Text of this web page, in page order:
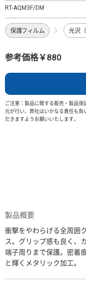
RT-AQM3F/DM
保護フィルム 光沢（
参考価格￥880
ご注意：製品に関する販売・製品
元が行い、弊社はいかなる責任も負
だきますようお願いいたします。
製品概要
衝撃をやわらげる全周囲
ス。グリップ感も良く、
端子周りまで保護。密着
と輝くメタリック加工。